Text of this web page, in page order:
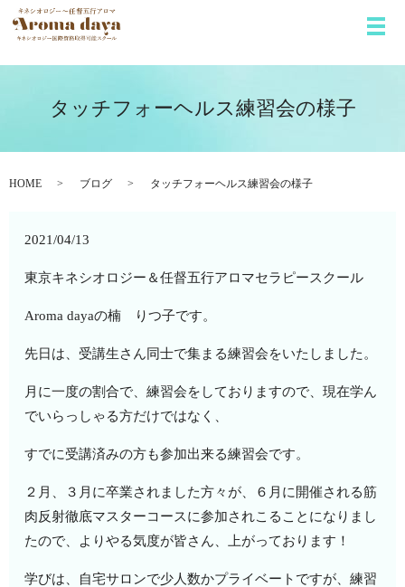
メ
タッチフォーヘルス練習会の様子
HOME ブログ タッチフォーヘルス練習会の様子
2021/04/13
東京キネシオロジー＆任督五行アロマセラピースクール
Aroma dayaの楠 りつ子です。
先日は、受講生さん同士で集まる練習会をいたしました。
月に一度の割合で、練習会をしておりますので、現在学ん
でいらっしゃる方だけではなく、
すでに受講済みの方も参加出来る練習会です。
２月、３月に卒業されました方々が、６月に開催される筋
肉反射徹底マスターコースに参加されこることになりまし
たので、よりやる気度が皆さん、上がっております！
学びは、自宅サロンで少人数かプライベートですが、練習